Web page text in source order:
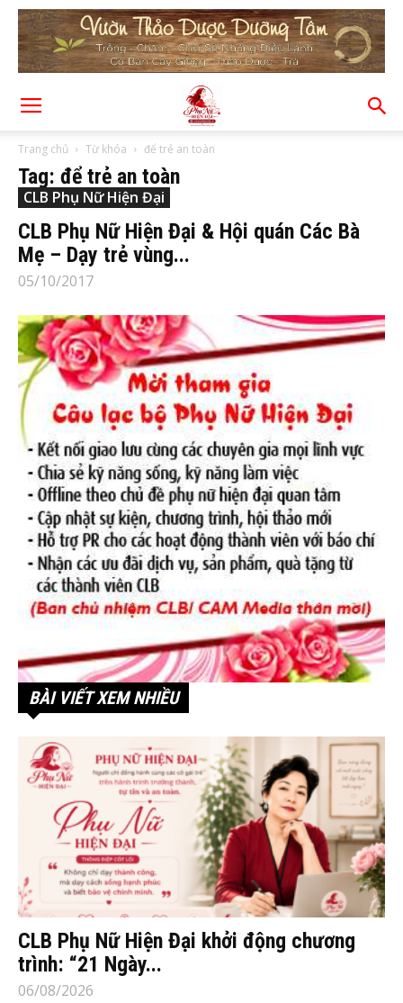
Trang chủ Từ khóa để trẻ an toàn
Tag: để trẻ an toàn
CLB Phụ Nữ Hiện Đại
CLB Phụ Nữ Hiện Đại & Hội quán Các Bà
Mẹ – Dạy trẻ vùng...
05/10/2017
BÀI VIẾT XEM NHIỀU
CLB Phụ Nữ Hiện Đại khởi động chương
trình: “21 Ngày...
06/08/2026